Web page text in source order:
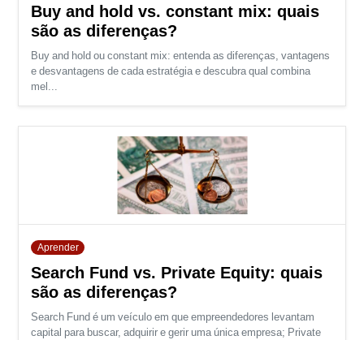
Buy and hold vs. constant mix: quais
são as diferenças?
Buy and hold ou constant mix: entenda as diferenças, vantagens
e desvantagens de cada estratégia e descubra qual combina
mel...
Aprender
Search Fund vs. Private Equity: quais
são as diferenças?
Search Fund é um veículo em que empreendedores levantam
capital para buscar, adquirir e gerir uma única empresa; Private